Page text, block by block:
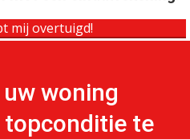
mij overtuigd!
woning
te